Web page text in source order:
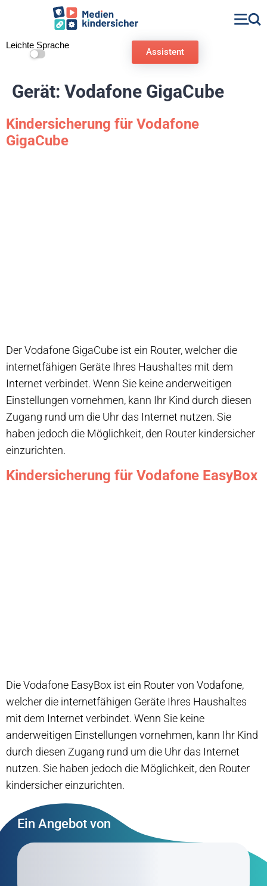
Leichte Sprache
Assistent
Gerät: Vodafone GigaCube
Kindersicherung für Vodafone
GigaCube
Der Vodafone GigaCube ist ein Router, welcher die
internetfähigen Geräte Ihres Haushaltes mit dem
Internet verbindet. Wenn Sie keine anderweitigen
Einstellungen vornehmen, kann Ihr Kind durch diesen
Zugang rund um die Uhr das Internet nutzen. Sie
haben jedoch die Möglichkeit, den Router kindersicher
einzurichten.
Kindersicherung für Vodafone EasyBox
Die Vodafone EasyBox ist ein Router von Vodafone,
welcher die internetfähigen Geräte Ihres Haushaltes
mit dem Internet verbindet. Wenn Sie keine
anderweitigen Einstellungen vornehmen, kann Ihr Kind
durch diesen Zugang rund um die Uhr das Internet
nutzen. Sie haben jedoch die Möglichkeit, den Router
kindersicher einzurichten.
Ein Angebot von